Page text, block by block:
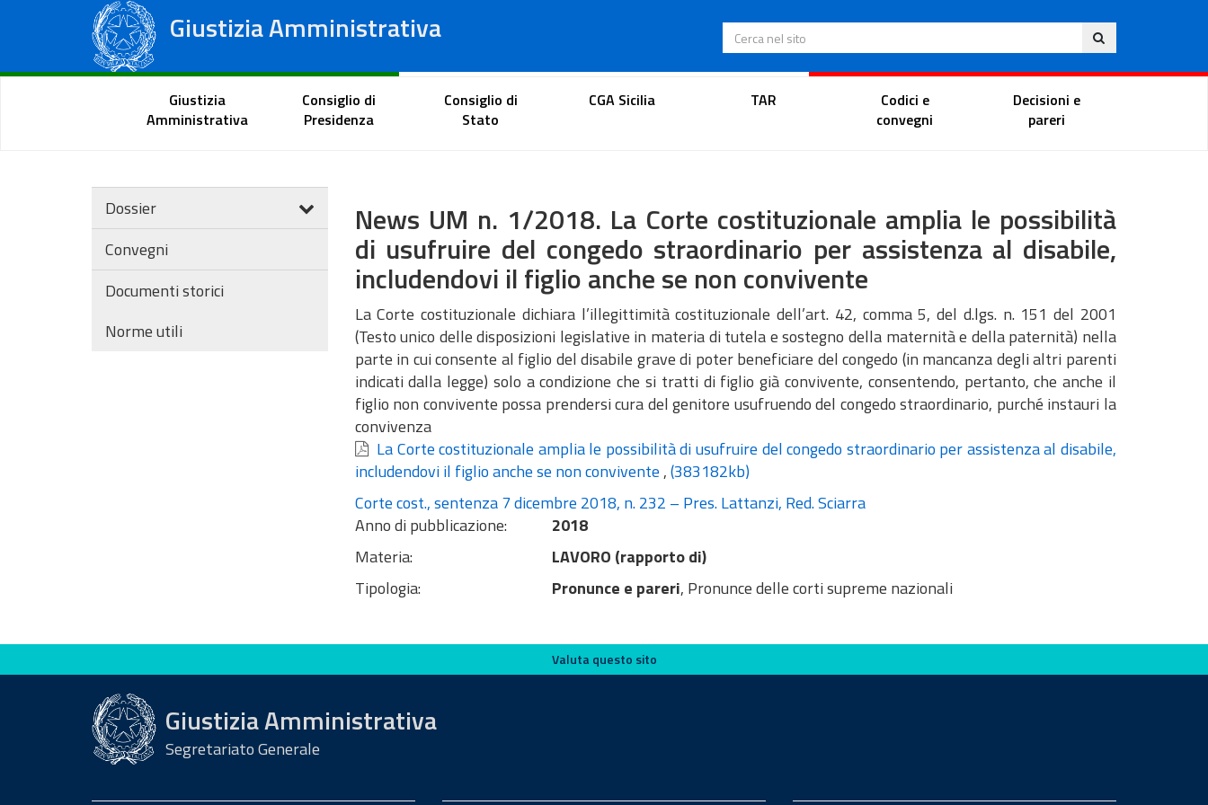
Giustizia Amministrativa
Tribunali Amministrativi Regionali
Ita
Cerca nel sito
Portale del cittadino Portale dell'avvocato Portale del magistrato
Giustizia
Amministrativa
Consiglio di
Presidenza
Consiglio di
Stato
CGA Sicilia TAR
Codici e
convegni
Decisioni e
pareri
Dossier
Convegni
Documenti storici
Norme utili
News UM n. 1/2018. La Corte costituzionale amplia le possibilità
di usufruire del congedo straordinario per assistenza al disabile,
includendovi il figlio anche se non convivente
La Corte costituzionale dichiara l’illegittimità costituzionale dell’art. 42, comma 5, del d.lgs. n. 151 del 2001
(Testo unico delle disposizioni legislative in materia di tutela e sostegno della maternità e della paternità) nella
parte in cui consente al figlio del disabile grave di poter beneficiare del congedo (in mancanza degli altri parenti
indicati dalla legge) solo a condizione che si tratti di figlio già convivente, consentendo, pertanto, che anche il
figlio non convivente possa prendersi cura del genitore usufruendo del congedo straordinario, purché instauri la
convivenza
La Corte costituzionale amplia le possibilità di usufruire del congedo straordinario per assistenza al disabile,
includendovi il figlio anche se non convivente ,(383182kb)
Corte cost., sentenza 7 dicembre 2018, n. 232 – Pres. Lattanzi, Red. Sciarra
Anno di pubblicazione:
2018
Materia:
LAVORO (rapporto di)
Tipologia:
Pronunce e pareri, Pronunce delle corti supreme nazionali
Valuta questo sito Valuta questo sito
Giustizia Amministrativa
Segretariato Generale